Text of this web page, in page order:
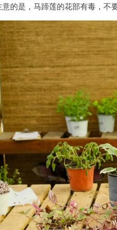
的是，马蹄莲的花部有毒，不